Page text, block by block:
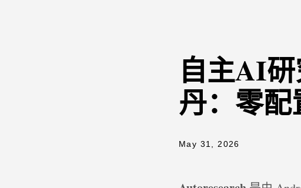
自主AI
丹：零
May 31, 2026